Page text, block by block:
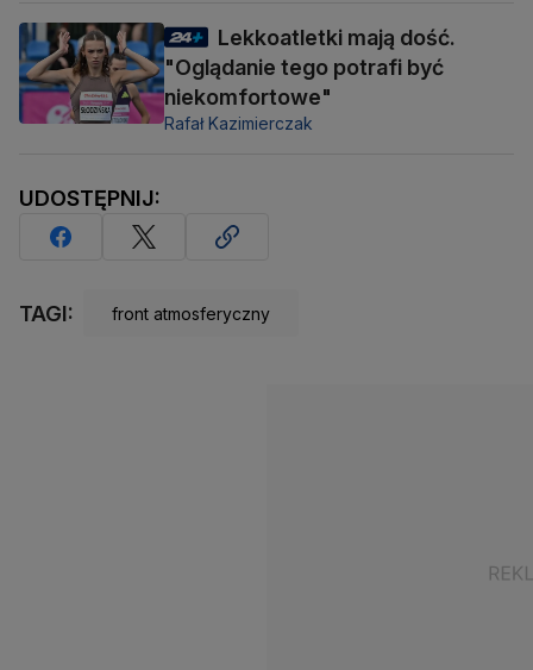
Lekkoatletki mają dość.
"Oglądanie tego potrafi być
niekomfortowe"
Rafał Kazimierczak
UDOSTĘPNIJ:
TAGI: front atmosferyczny